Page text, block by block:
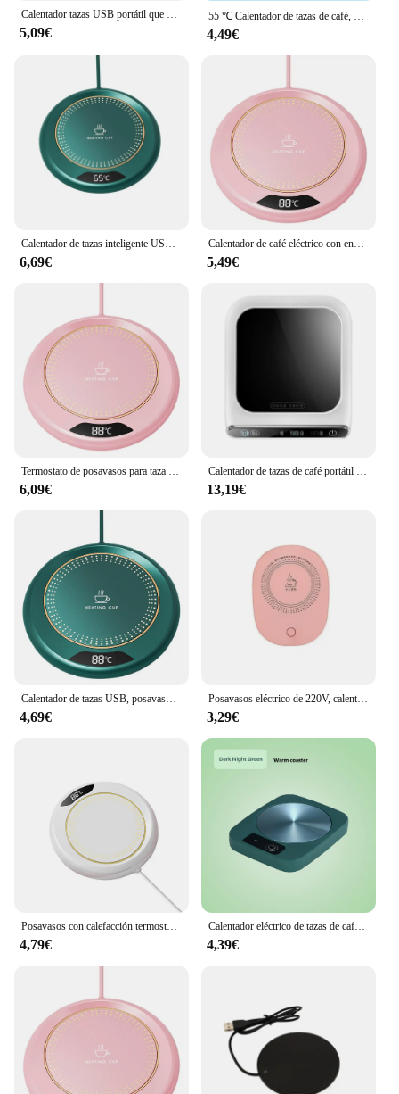
Calentador tazas USB portátil que mantiene almohadilla térmica temperatura constante para bebidas té 918D
5,09€
55 ℃ Calentador de tazas de café, posavasos con calefacción de temperatura constante, juego de alfombrillas eléctricas USB para leche, agua, regalo para el hogar y la Oficina
4,49€
Calentador de tazas inteligente USB, calentador de té termostático, calentador de tazas, calentador de tazas de café ajustable, posavasos calefactor con 3 ajustes de temperatura
6,69€
Calentador de café eléctrico con enchufe USB, calentador de tazas de café con 3 ajustes de temperatura, calentador de tazas portátil para calentar café, bebidas, té de la leche
5,49€
6,09€ 13,19€
4,69€
Posavasos eléctrico de 220V, calentador de tazas de 55 °C para café, leche, té, almohadilla térmica, alfombrilla termostática, suministros de cocina
3,29€
4,79€
Calentador eléctrico de tazas de café, 5V CC, USB, posavasos de calentamiento de temperatura constante para leche, té, agua, almohadilla de calentamiento, estera cálida
4,39€